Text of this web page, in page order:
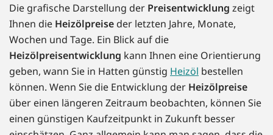
Die grafische Darstellung der Preisentwicklung zeigt
Ihnen die Heizölpreise der letzten Jahre, Monate,
Wochen und Tage. Ein Blick auf die
Heizölpreisentwicklung kann Ihnen eine Orientierung
geben, wann Sie in Hatten günstig Heizöl bestellen
können. Wenn Sie die Entwicklung der Heizölpreise
über einen längeren Zeitraum beobachten, können Sie
einen günstigen Kaufzeitpunkt in Zukunft besser